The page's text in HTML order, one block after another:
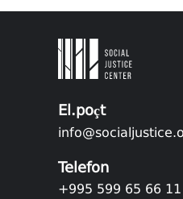
El.poçt
Telefon
+995 599 65 66 11